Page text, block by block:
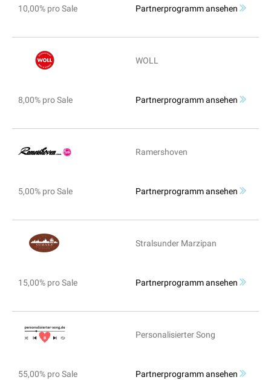
10,00% pro Sale Partnerprogramm ansehen
WOLL
8,00% pro Sale Partnerprogramm ansehen
Ramershoven
5,00% pro Sale Partnerprogramm ansehen
Stralsunder Marzipan
15,00% pro Sale Partnerprogramm ansehen
Personalisierter Song
55,00% pro Sale Partnerprogramm ansehen